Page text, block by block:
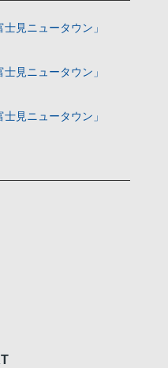
見ニュータウン」
見ニュータウン」
見ニュータウン」